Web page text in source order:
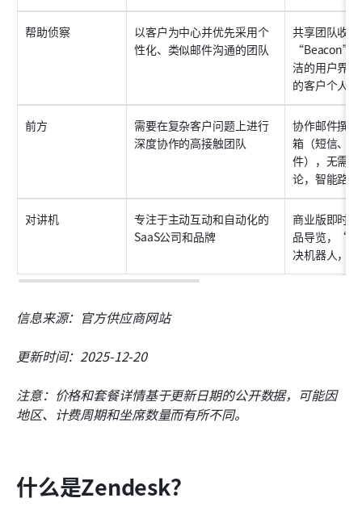
帮助侦察
以客户为中心并优先采用个
性化、类似邮件沟通的团队
共享团队收
“Beacon”
洁的用户界
的客户个人
前方
需要在复杂客户问题上进行
深度协作的高接触团队
协作邮件撰
箱（短信、
件），无需
论，智能路
对讲机
专注于主动互动和自动化的
SaaS公司和品牌
商业版即时
品导览，
决机器人，
信息来源：官方供应商网站
更新时间：2025-12-20
注意：价格和套餐详情基于更新日期的公开数据，可能因
地区、计费周期和坐席数量而有所不同。
什么是Zendesk？